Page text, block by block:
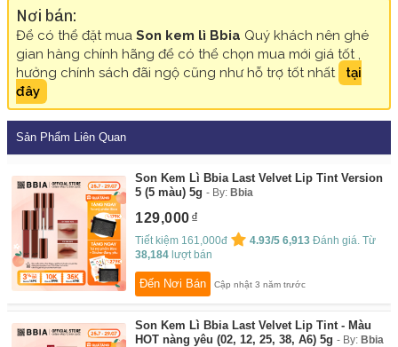
Nơi bán:
Để có thể đặt mua Son kem lì Bbia Quý khách nên ghé
gian hàng chính hãng để có thể chọn mua mới giá tốt ,
hưởng chính sách đãi ngộ cũng như hỗ trợ tốt nhất
tại
đây
Sản Phẩm Liên Quan
Son Kem Lì Bbia Last Velvet Lip Tint Version
5 (5 màu) 5g
By:Bbia
129,000
Tiết kiệm 161,000đ 4.93/5 6,913 Đánh giá. Từ
38,184 lượt bán
Đến Nơi Bán Cập nhật 3 năm trước
Son Kem Lì Bbia Last Velvet Lip Tint - Màu
HOT nàng yêu (02, 12, 25, 38, A6) 5g
By:Bbia